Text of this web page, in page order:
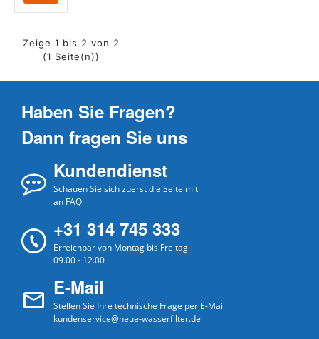
Zeige 1 bis 2 von 2
(1 Seite(n))
Haben Sie Fragen?
Dann fragen Sie uns
Kundendienst
Schauen Sie sich zuerst die Seite mit
an FAQ
+31 314 745 333
Erreichbar von Montag bis Freitag
09.00 - 12.00
E-Mail
Stellen Sie Ihre technische Frage per E-Mail
kundenservice@neue-wasserfilter.de